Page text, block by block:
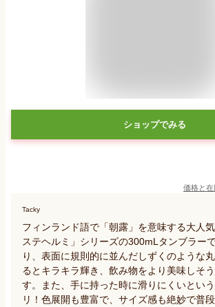
ショップでみる
価格と在
Tacky
フィンランド語で「朝露」を意味する大人
ステヘルミ」シリーズの300mLタンブラー
り、表面に規則的に並んだしずくのような
るとキラキラ輝き、飲み物をより美味しそ
す。また、手に持った時に滑りにくいとい
リ！色展開も豊富で、サイズ感も絶妙で普